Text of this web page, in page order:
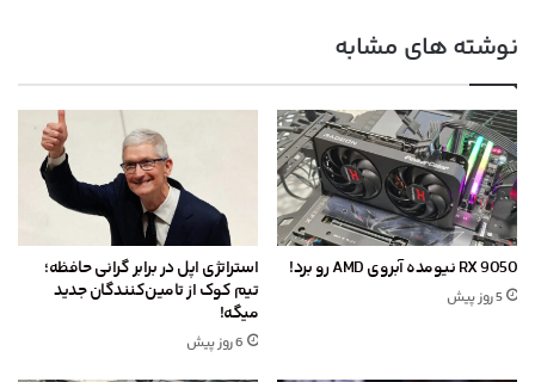
نوشته های مشابه
RX 9050 نیومده آبروی AMD رو برد!
5 روز پیش
استراتژی اپل در برابر گرانی حافظه؛
تیم کوک از تامین‌کنندگان جدید
میگه!
6 روز پیش